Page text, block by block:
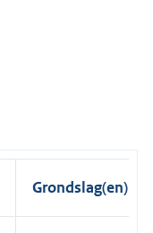
Grondslag(en)